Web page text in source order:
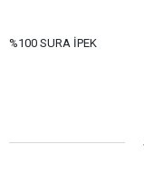
%100 SURA İPEK